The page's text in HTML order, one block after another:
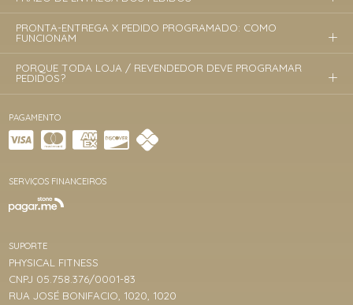
PAGAMENTO
SERVIÇOS FINANCEIROS
SUPORTE
PHYSICAL FITNESS
CNPJ 05.758.376/0001-83
RUA JOSÉ BONIFACIO, 1020, 1020
PRONTA-ENTREGA X PEDIDO PROGRAMADO: COMO
FUNCIONAM
PORQUE TODA LOJA / REVENDEDOR DEVE PROGRAMAR
PEDIDOS?